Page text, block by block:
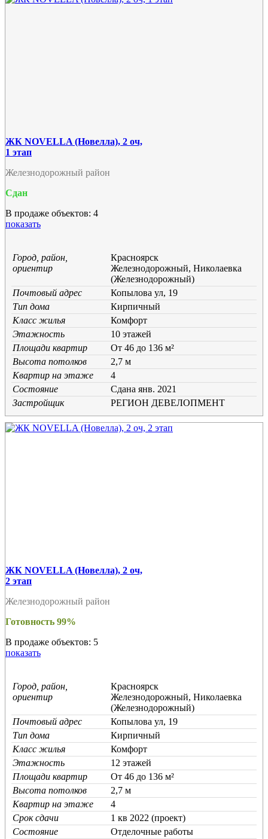
ЖК NOVELLA (Новелла), 2 оч,
1 этап
Железнодорожный район
Сдан
В продаже объектов: 4
показать
Город, район,
ориентир
Красноярск
Железнодорожный, Николаевка
(Железнодорожный)
Почтовый адрес
Копылова ул, 19
Тип дома
Кирпичный
Класс жилья
Комфорт
Этажность
10 этажей
Площади квартир
От 46 до 136 м²
Высота потолков
2,7 м
Квартир на этаже
4
Состояние
Cдана янв. 2021
Застройщик
РЕГИОН ДЕВЕЛОПМЕНТ
ЖК NOVELLA (Новелла), 2 оч,
2 этап
Железнодорожный район
Готовность 99%
В продаже объектов: 5
показать
Город, район,
ориентир
Красноярск
Железнодорожный, Николаевка
(Железнодорожный)
Почтовый адрес
Копылова ул, 19
Тип дома
Кирпичный
Класс жилья
Комфорт
Этажность
12 этажей
Площади квартир
От 46 до 136 м²
Высота потолков
2,7 м
Квартир на этаже
4
Срок сдачи
1 кв 2022 (проект)
Состояние
Отделочные работы